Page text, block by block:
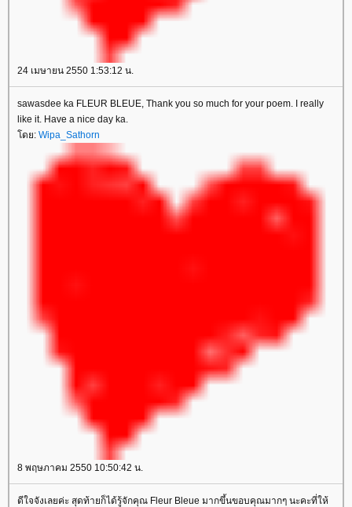
24 เมษายน 2550 1:53:12 น.
sawasdee ka FLEUR BLEUE, Thank you so much for your poem. I really
like it. Have a nice day ka.
ดย: Wipa_Sathorn
8 พฤษภาคม 2550 10:50:42 น.
ดีใจจังเลยค่ะ สุดท้ายก็ได้รู้จักคุณ Fleur Bleue มากขึ้นขอบคุณมากๆ นะคะที่ให้